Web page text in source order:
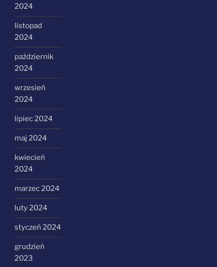
2024
listopad
2024
październik
2024
wrzesień
2024
lipiec 2024
maj 2024
kwiecień
2024
marzec 2024
luty 2024
styczeń 2024
grudzień
2023